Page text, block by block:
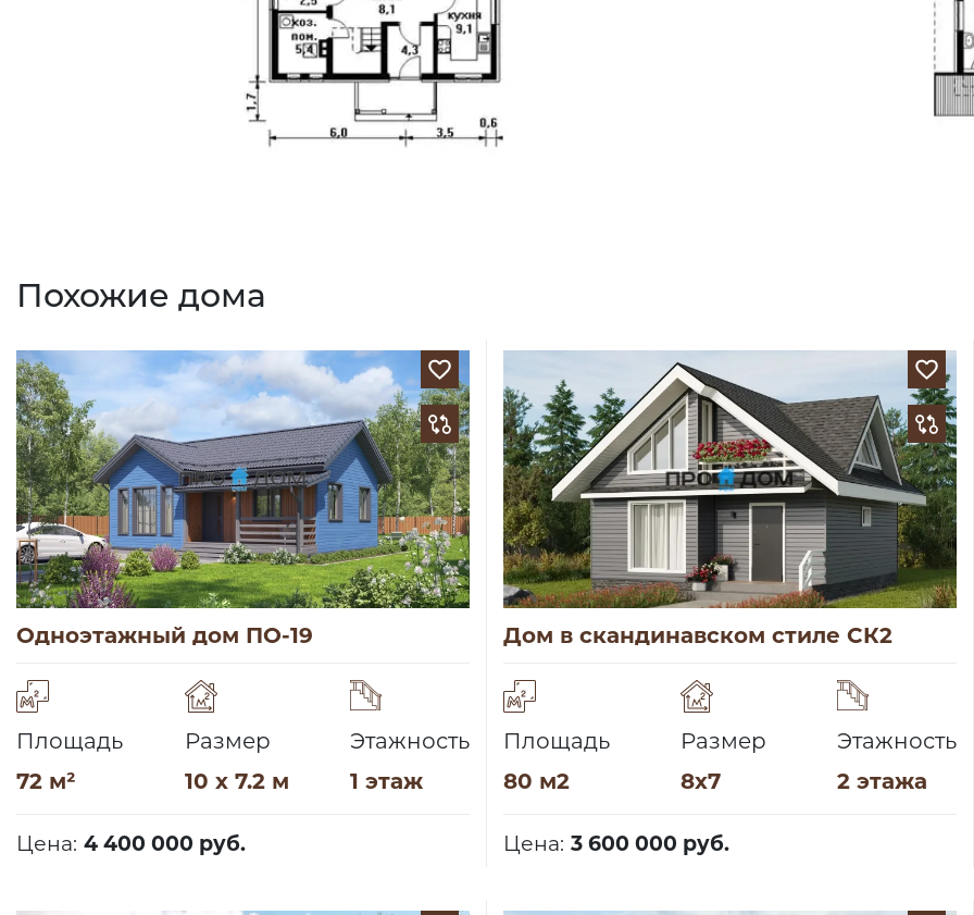
Похожие дома
Одноэтажный дом ПО-19
Площадь
72 м²
Размер
10 x 7.2 м
Этажность
1 этаж
Цена: 4 400 000 руб.
Дом в скандинавском стиле СК2
Площадь
80 м2
Размер
8х7
Этажность
2 этажа
Цена: 3 600 000 руб.